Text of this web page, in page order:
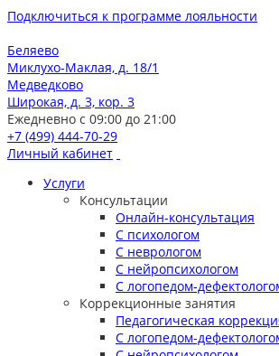
Подключиться к программе лояльности
Беляево
Миклухо-Маклая, д. 18/1
Медведково
Широкая, д. 3, кор. 3
Ежедневно с 09:00 до 21:00
+7 (499) 444-70-29
Личный кабинет
Услуги
Консультации
Онлайн-консультация
С психологом
С неврологом
С нейропсихологом
С логопедом-
Коррекционные занятия
Педагогическая
С логопедом-